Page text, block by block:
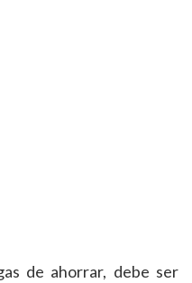
de ahorrar, debe ser